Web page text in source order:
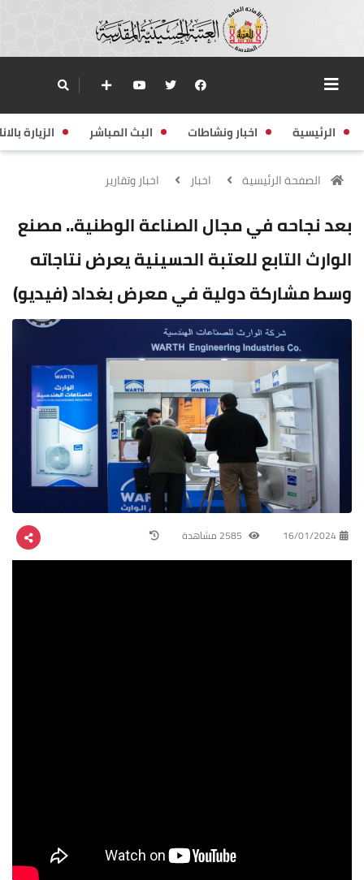
الرئيسية اخبار ونشاطات البث المباشر الزيارة
الصفحة الرئيسية اخبار اخبار وتقارير
بعد نجاحه في مجال الصناعة الوطنية.. مصنع
الوارث التابع للعتبة الحسينية يعرض نتاجاته
وسط مشاركة دولية في معرض بغداد (فيديو)
16/01/2024